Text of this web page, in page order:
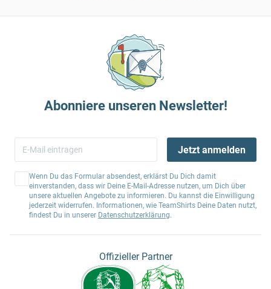
Abonniere unseren Newsletter!
Jetzt anmelden
Wenn Du das Formular absendest, erklärst Du Dich damit
einverstanden, dass wir Deine E-Mail-Adresse nutzen, um Dich über
unsere aktuellen Angebote zu informieren. Du kannst die Einwilligung
jederzeit widerrufen. Informationen, wie TeamShirts Deine Daten nutzt,
findest Du in unserer Datenschutzerklärung.
Offizieller Partner